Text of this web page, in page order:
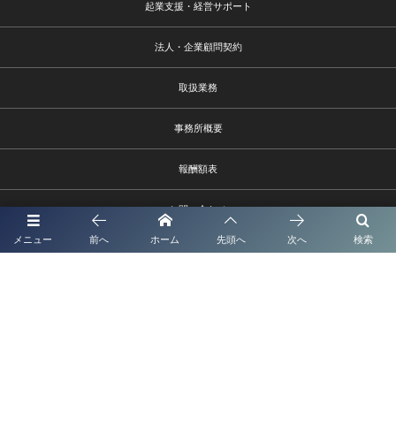
メニュー 検索
前へ ホーム 先頭へ 次へ
起業支援・経営サポート
法人・企業顧問契約
取扱業務
事務所概要
報酬額表
お問い合わせ